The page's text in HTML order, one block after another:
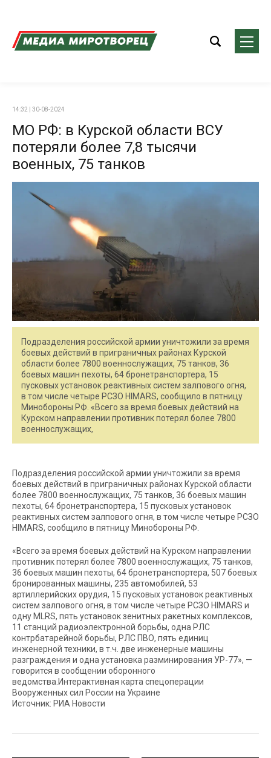
14:32 | 30-08-2024
МО РФ: в Курской области ВСУ
потеряли более 7,8 тысячи
военных, 75 танков
Подразделения российской армии уничтожили за время
боевых действий в приграничных районах Курской
области более 7800 военнослужащих, 75 танков, 36
боевых машин пехоты, 64 бронетранспортера, 15
пусковых установок реактивных систем залпового огня,
в том числе четыре РСЗО HIMARS, сообщило в пятницу
Минобороны РФ. «Всего за время боевых действий на
Курском направлении противник потерял более 7800
военнослужащих,
Подразделения российской армии уничтожили за время
боевых действий в приграничных районах Курской области
более 7800 военнослужащих, 75 танков, 36 боевых машин
пехоты, 64 бронетранспортера, 15 пусковых установок
реактивных систем залпового огня, в том числе четыре РСЗО
HIMARS, сообщило в пятницу Минобороны РФ.
«Всего за время боевых действий на Курском направлении
противник потерял более 7800 военнослужащих, 75 танков,
36 боевых машин пехоты, 64 бронетранспортера, 507 боевых
бронированных машины, 235 автомобилей, 53
артиллерийских орудия, 15 пусковых установок реактивных
систем залпового огня, в том числе четыре РСЗО HIMARS и
одну MLRS, пять установок зенитных ракетных комплексов,
11 станций радиоэлектронной борьбы, одна РЛС
контрбатарейной борьбы, РЛС ПВО, пять единиц
инженерной техники, в т.ч. две инженерные машины
разграждения и одна установка разминирования УР-77», —
говорится в сообщении оборонного
ведомства.Интерактивная карта спецоперации
Вооруженных сил России на Украине
Источник: РИА Новости